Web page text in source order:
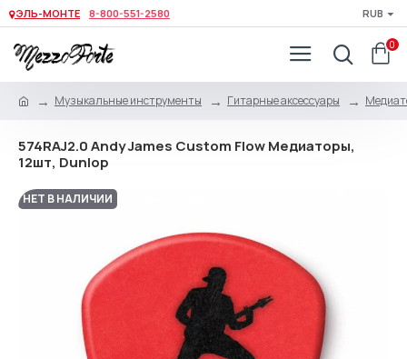
ЭЛЬ-МОНТЕ 8-800-551-2580 RUB
0
Музыкальные инструменты Гитарные аксессуары
574RAJ2.0 Andy James Custom Flow Медиаторы,
12шт, Dunlop
НЕТ В НАЛИЧИИ